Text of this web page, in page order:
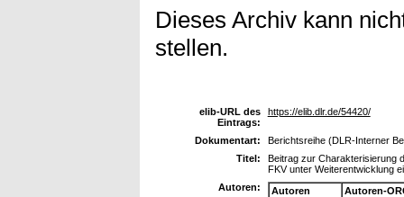
Dieses Archiv kann
stellen.
elib-URL des
Eintrags:
https://elib.dlr.de/54420/
Dokumentart:
Berichtsreihe (DLR-Interner
Titel:
Beitrag zur Charakterisierung
FKV unter Weiterentwicklung
Autoren:
Autoren
Autoren-